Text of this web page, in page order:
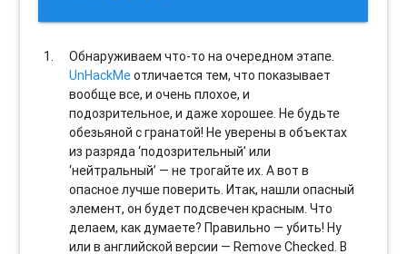
Обнаруживаем что-то на очередном этапе.
UnHackMeотличается тем, что показывает
вообще все, и очень плохое, и
подозрительное, и даже хорошее. Не будьте
обезьяной с гранатой! Не уверены в объектах
из разряда ‘подозрительный’ или
‘нейтральный’ — не трогайте их. А вот в
опасное лучше поверить. Итак, нашли опасный
элемент, он будет подсвечен красным. Что
делаем, как думаете? Правильно — убить! Ну
или в английской версии — Remove Checked. В